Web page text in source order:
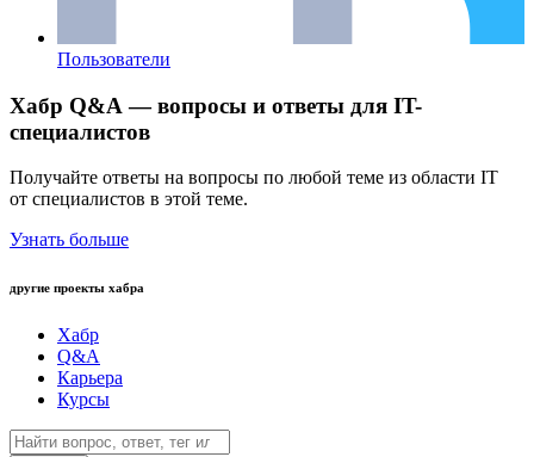
Пользователи
Хабр Q&A — вопросы и ответы для IT-
специалистов
Получайте ответы на вопросы по любой теме из области IT
от специалистов в этой теме.
Узнать больше
другие проекты хабра
Хабр
Q&A
Карьера
Курсы